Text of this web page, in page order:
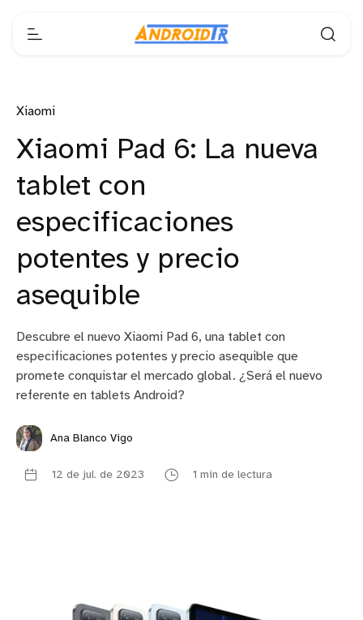
Xiaomi
Xiaomi Pad 6: La nueva
tablet con
especificaciones
potentes y precio
asequible
Descubre el nuevo Xiaomi Pad 6, una tablet con
especificaciones potentes y precio asequible que
promete conquistar el mercado global. ¿Será el nuevo
referente en tablets Android?
Ana Blanco Vigo
12 de jul. de 2023 1 min de lectura